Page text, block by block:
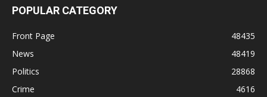
POPULAR CATEGORY
Front Page
48435
News
48419
Politics
28868
Crime
4616